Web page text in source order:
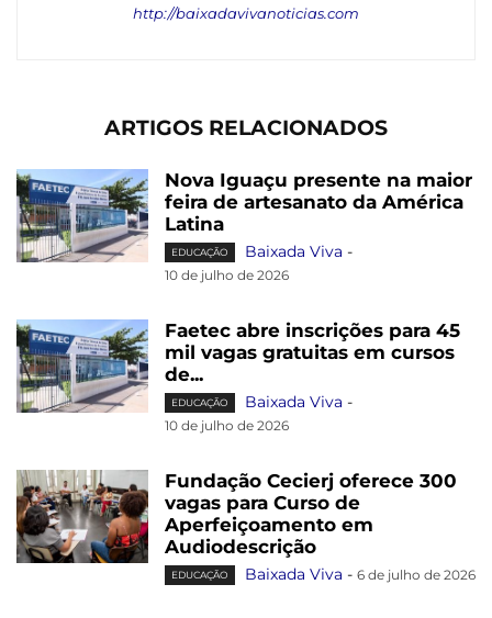
http://baixadavivanoticias.com
ARTIGOS RELACIONADOS
Nova Iguaçu presente na maior
feira de artesanato da América
Latina
EDUCAÇÃO Baixada Viva -
10 de julho de 2026
Faetec abre inscrições para 45
mil vagas gratuitas em cursos
de...
EDUCAÇÃO Baixada Viva -
10 de julho de 2026
Fundação Cecierj oferece 300
vagas para Curso de
Aperfeiçoamento em
Audiodescrição
EDUCAÇÃO Baixada Viva - 6 de julho de 2026